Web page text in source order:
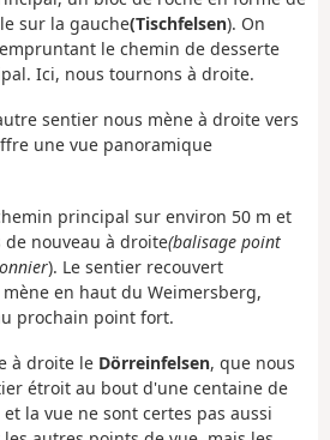
sur la gauche(Tischfelsen). On
le chemin de desserte
Ici, nous tournons à droite.
sentier nous mène à droite vers
une vue panoramique
principal sur environ 50 m et
nouveau à droite(balisage point
). Le sentier recouvert
en haut du Weimersberg,
prochain point fort.
à droite le Dörreinfelsen, que nous
étroit au bout d'une centaine de
la vue ne sont certes pas aussi